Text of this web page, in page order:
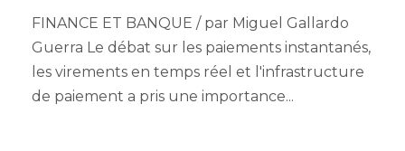
FINANCE ET BANQUE / par Miguel Gallardo
Guerra Le débat sur les paiements instantanés,
les virements en temps réel et l'infrastructure
de paiement a pris une importance...